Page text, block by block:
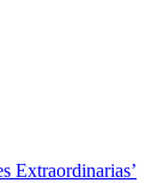
Extraordinarias’